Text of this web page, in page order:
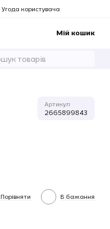
Угода користувача
Мій кошик
Артикул
2665899843
Порівняти В бажання